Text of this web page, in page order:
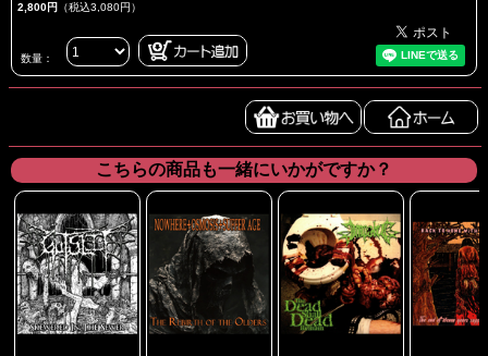
2,800円 （税込3,080円）
数量：
こちらの商品も一緒にいかがですか？